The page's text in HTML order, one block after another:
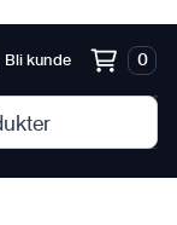
Bli kunde 0